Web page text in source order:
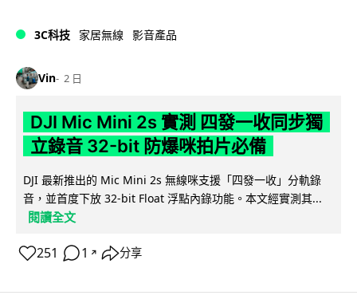
3C科技 家居無線 影音產品
Vin 2 日
DJI Mic Mini 2s 實測 四發一收同步獨
立錄音 32-bit 防爆咪拍片必備
DJI 最新推出的 Mic Mini 2s 無線咪支援「四發一收」分軌錄
音，並首度下放 32-bit Float 浮點內錄功能。本文經實測其...
閱讀全文
251 1 ↗ 分享